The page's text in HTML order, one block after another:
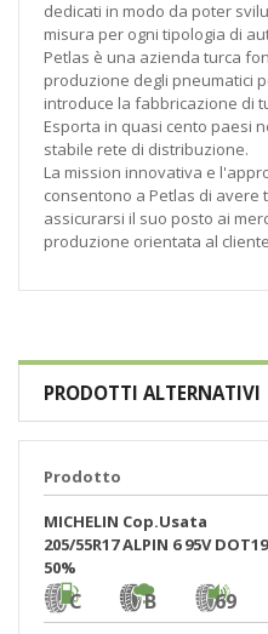
dedicati in modo da poter
misura per ogni tipologia di
Petlas è una azienda turca
produzione degli pneumatici
introduce la fabbricazione di
Esporta in quasi cento paesi
stabile rete di distribuzione.
La mission innovativa e
consentono a Petlas di avere
assicurarsi il suo posto ai
produzione orientata al
PRODOTTI ALTERNATIVI
Prodotto
MICHELIN Cop.Usata
205/55R17 ALPIN 6 95V DOT19
50%
C B 69